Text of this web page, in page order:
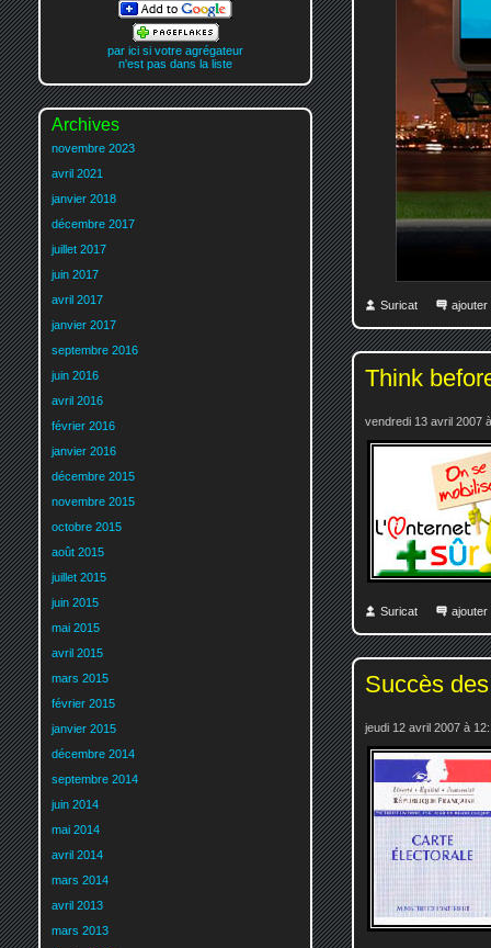
Suricat ajouter
Think
vendredi 13 avril 2007
Suricat ajouter
Succès
jeudi 12 avril 2007 à
par ici si votre agrégateur
n'est pas dans la liste
Archives
novembre 2023
avril 2021
janvier 2018
décembre 2017
juillet 2017
juin 2017
avril 2017
janvier 2017
septembre 2016
juin 2016
avril 2016
février 2016
janvier 2016
décembre 2015
novembre 2015
octobre 2015
août 2015
juillet 2015
juin 2015
mai 2015
avril 2015
mars 2015
février 2015
janvier 2015
décembre 2014
septembre 2014
juin 2014
mai 2014
avril 2014
mars 2014
avril 2013
mars 2013